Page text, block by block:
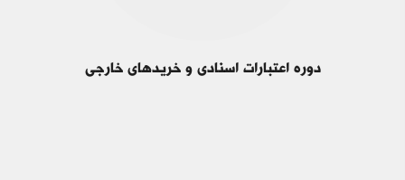
دوره اعتبارات اسنادی و خریدهای خارجی